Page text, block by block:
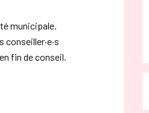
municipale.
fin de conseil.